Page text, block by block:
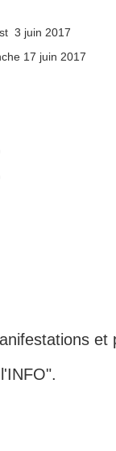
3 juin 2017
17 juin 2017
et